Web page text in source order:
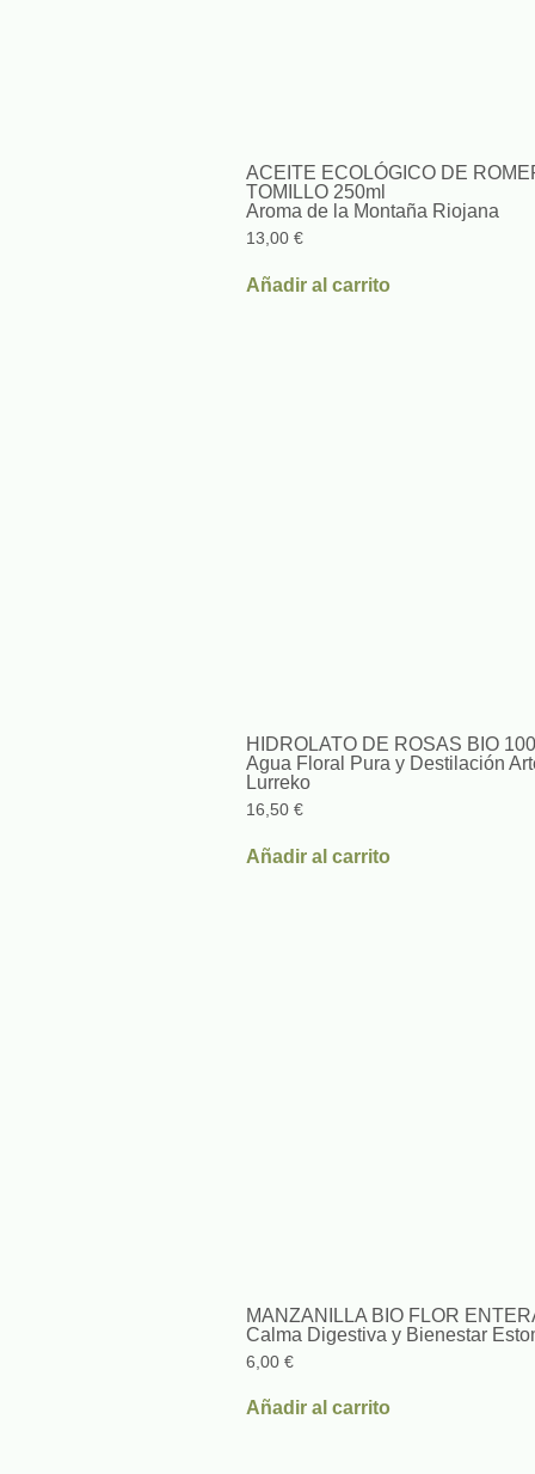
ACEITE ECOLÓGICO DE
TOMILLO 250ml
Aroma de la Montaña Riojana
13,00 €
Añadir al carrito
HIDROLATO DE ROSAS BIO
Agua Floral Pura y Destilación
Lurreko
16,50 €
Añadir al carrito
MANZANILLA BIO FLOR
Calma Digestiva y Bienestar
6,00 €
Añadir al carrito